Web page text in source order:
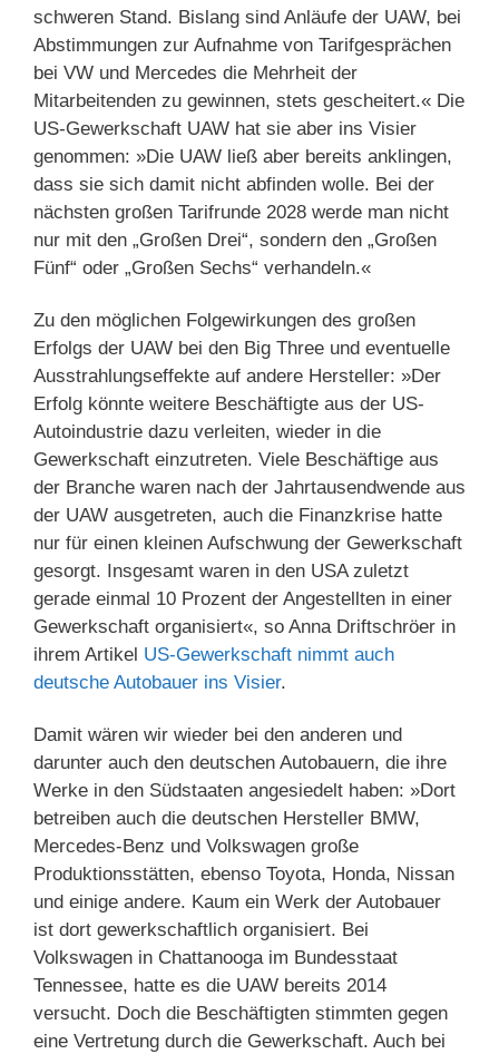
schweren Stand. Bislang sind Anläufe der UAW, bei
Abstimmungen zur Aufnahme von Tarifgesprächen
bei VW und Mercedes die Mehrheit der
Mitarbeitenden zu gewinnen, stets gescheitert.« Die
US-Gewerkschaft UAW hat sie aber ins Visier
genommen: »Die UAW ließ aber bereits anklingen,
dass sie sich damit nicht abfinden wolle. Bei der
nächsten großen Tarifrunde 2028 werde man nicht
nur mit den „Großen Drei“, sondern den „Großen
Fünf“ oder „Großen Sechs“ verhandeln.«
Zu den möglichen Folgewirkungen des großen
Erfolgs der UAW bei den Big Three und eventuelle
Ausstrahlungseffekte auf andere Hersteller: »Der
Erfolg könnte weitere Beschäftigte aus der US-
Autoindustrie dazu verleiten, wieder in die
Gewerkschaft einzutreten. Viele Beschäftige aus
der Branche waren nach der Jahrtausendwende aus
der UAW ausgetreten, auch die Finanzkrise hatte
nur für einen kleinen Aufschwung der Gewerkschaft
gesorgt. Insgesamt waren in den USA zuletzt
gerade einmal 10 Prozent der Angestellten in einer
Gewerkschaft organisiert«, so Anna Driftschröer in
ihrem Artikel US-Gewerkschaft nimmt auch
deutsche Autobauer ins Visier.
Damit wären wir wieder bei den anderen und
darunter auch den deutschen Autobauern, die ihre
Werke in den Südstaaten angesiedelt haben: »Dort
betreiben auch die deutschen Hersteller BMW,
Mercedes-Benz und Volkswagen große
Produktionsstätten, ebenso Toyota, Honda, Nissan
und einige andere. Kaum ein Werk der Autobauer
ist dort gewerkschaftlich organisiert. Bei
Volkswagen in Chattanooga im Bundesstaat
Tennessee, hatte es die UAW bereits 2014
versucht. Doch die Beschäftigten stimmten gegen
eine Vertretung durch die Gewerkschaft. Auch bei